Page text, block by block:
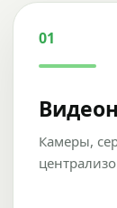
01
Камеры,